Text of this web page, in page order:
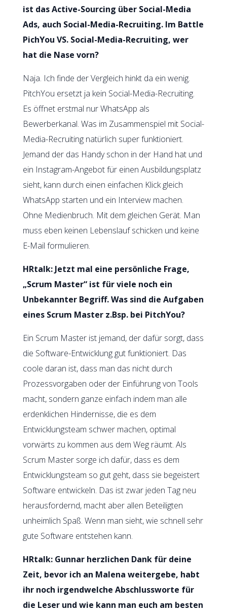
ist das Active-Sourcing über Social-Media
Ads, auch Social-Media-Recruiting. Im Battle
PichYou VS. Social-Media-Recruiting, wer
hat die Nase vorn?
Naja. Ich finde der Vergleich hinkt da ein wenig.
PitchYou ersetzt ja kein Social-Media-Recruiting.
Es öffnet erstmal nur WhatsApp als
Bewerberkanal. Was im Zusammenspiel mit Social-
Media-Recruiting natürlich super funktioniert.
Jemand der das Handy schon in der Hand hat und
ein Instagram-Angebot für einen Ausbildungsplatz
sieht, kann durch einen einfachen Klick gleich
WhatsApp starten und ein Interview machen.
Ohne Medienbruch. Mit dem gleichen Gerät. Man
muss eben keinen Lebenslauf schicken und keine
E-Mail formulieren.
HRtalk: Jetzt mal eine persönliche Frage,
„Scrum Master“ ist für viele noch ein
Unbekannter Begriff. Was sind die Aufgaben
eines Scrum Master z.Bsp. bei PitchYou?
Ein Scrum Master ist jemand, der dafür sorgt, dass
die Software-Entwicklung gut funktioniert. Das
coole daran ist, dass man das nicht durch
Prozessvorgaben oder der Einführung von Tools
macht, sondern ganze einfach indem man alle
erdenklichen Hindernisse, die es dem
Entwicklungsteam schwer machen, optimal
vorwärts zu kommen aus dem Weg räumt. Als
Scrum Master sorge ich dafür, dass es dem
Entwicklungsteam so gut geht, dass sie begeistert
Software entwickeln. Das ist zwar jeden Tag neu
herausfordernd, macht aber allen Beteiligten
unheimlich Spaß. Wenn man sieht, wie schnell sehr
gute Software entstehen kann.
HRtalk: Gunnar herzlichen Dank für deine
Zeit, bevor ich an Malena weitergebe, habt
ihr noch irgendwelche Abschlussworte für
die Leser und wie kann man euch am besten